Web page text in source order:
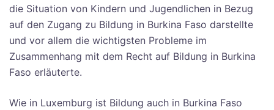
die Situation von Kindern und Jugendlichen in Bezug
auf den Zugang zu Bildung in Burkina Faso darstellte
und vor allem die wichtigsten Probleme im
Zusammenhang mit dem Recht auf Bildung in Burkina
Faso erläuterte.
Wie in Luxemburg ist Bildung auch in Burkina Faso